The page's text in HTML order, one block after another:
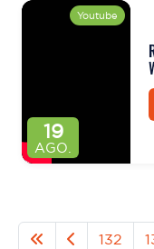
19
AGO.
Youtube
132